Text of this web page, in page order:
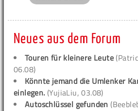
Neues aus dem Forum
Touren für kleinere Leute
06.08)
Könnte jemand die Umlenker
einlegen. (YujiaLiu, 03.08)
Autoschlüssel gefunden